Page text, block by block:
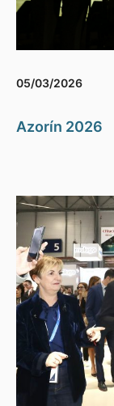
05/03/2026
Azorín 2026